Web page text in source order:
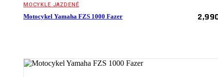
MOCYKLE JAZDENÉ
Motocykel Yamaha FZS 1000 Fazer